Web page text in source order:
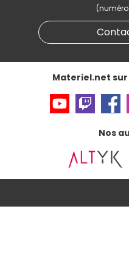
Données personnelleset
Gérer vos cookies
Accessibilité : non
Materiel.net sur
Nos